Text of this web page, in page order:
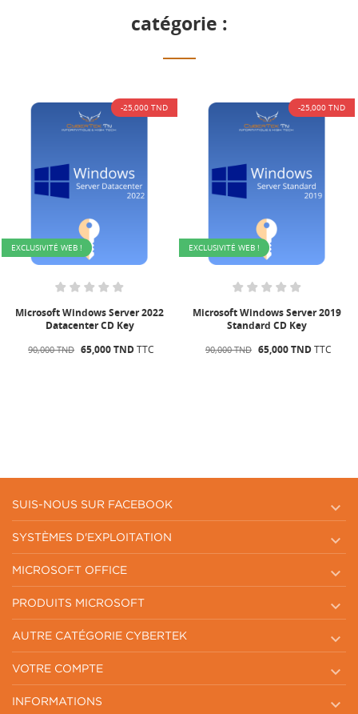
catégorie :
-25,000 TND
EXCLUSIVITÉ WEB !
Microsoft Windows Server 2022
Datacenter CD Key
90,000 TND 65,000 TNDTTC
-25,000 TND
EXCLUSIVITÉ WEB !
Microsoft Windows Server 2019
Standard CD Key
90,000 TND 65,000 TNDTTC
SUIS-NOUS SUR FACEBOOK 
SYSTÈMES D'EXPLOITATION 
MICROSOFT OFFICE 
PRODUITS MICROSOFT 
AUTRE CATÉGORIE CYBERTEK 
VOTRE COMPTE 
INFORMATIONS 